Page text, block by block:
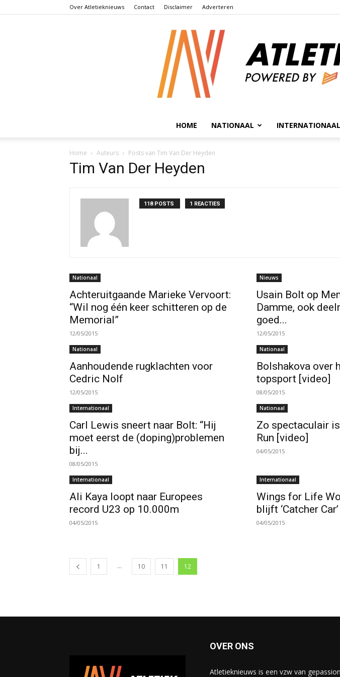
Over Atletieknieuws Contact Disclaimer Adverteren
HOME NATIONAAL INTERNATIONAAL
Home Auteurs Posts van Tim Van Der Heyden
Tim Van Der Heyden
118 POSTS 1 REACTIES
Nationaal
Achteruitgaande Marieke Vervoort:
“Wil nog één keer schitteren op de
Memorial”
12/05/2015
Nieuws
Usain Bolt op
Damme, ook
goed...
12/05/2015
Nationaal
Aanhoudende rugklachten voor
Cedric Nolf
12/05/2015
Nationaal
Bolshakova over
topsport [video]
08/05/2015
Internationaal
Carl Lewis sneert naar Bolt: “Hij
moet eerst de (doping)problemen
bij...
08/05/2015
Nationaal
Zo spectaculair
Run [video]
04/05/2015
Internationaal
Ali Kaya loopt naar Europees
record U23 op 10.000m
04/05/2015
Internationaal
Wings for Life
blijft ‘Catcher
04/05/2015
1 ... 10 11 12
OVER ONS
Atletieknieuws is een vzw van